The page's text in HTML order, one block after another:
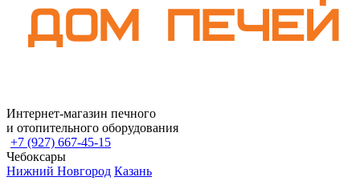
Интернет-магазин печного
и отопительного оборудования
+7 (927) 667-45-15
Чебоксары
Нижний Новгород Казань